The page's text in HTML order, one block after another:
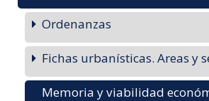
Ordenanzas
Fichas urbanísticas. Areas y
Memoria y viabilidad